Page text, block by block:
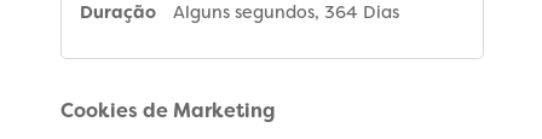
Alguns segundos, 364 Dias
Cookies de Marketing